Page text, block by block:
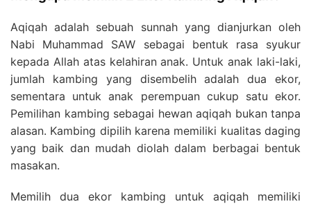
Aqiqah adalah sebuah sunnah yang dianjurkan oleh
Nabi Muhammad SAW sebagai bentuk rasa syukur
kepada Allah atas kelahiran anak. Untuk anak laki-laki,
jumlah kambing yang disembelih adalah dua ekor,
sementara untuk anak perempuan cukup satu ekor.
Pemilihan kambing sebagai hewan aqiqah bukan tanpa
alasan. Kambing dipilih karena memiliki kualitas daging
yang baik dan mudah diolah dalam berbagai bentuk
masakan.
Memilih dua ekor kambing untuk aqiqah memiliki